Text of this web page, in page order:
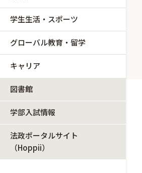
学生生活・スポーツ
グローバル教育・留学
キャリア
図書館
学部入試情報
法政ポータルサイト
（Hoppii）